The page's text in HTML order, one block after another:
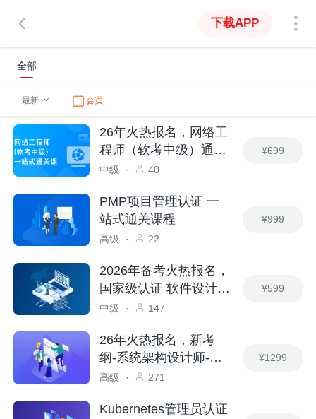
下载APP
全部
最新 会员
26年火热报名，网络工
程师（软考中级）通关
课
中级 · 40
¥699
PMP项目管理认证 一
站式通关课程
高级 · 22
¥999
2026年备考火热报名，
国家级认证 软件设计
师-中级
中级 · 147
¥599
26年火热报名，新考
纲-系统架构设计师-软
考高级
高级 · 271
¥1299
Kubernetes管理员认证